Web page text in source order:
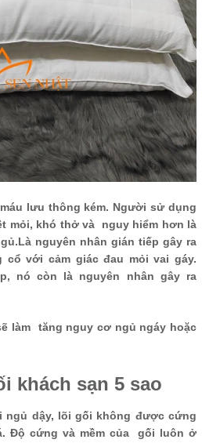
lưu thông kém. Người sử dụng
mỏi, khó thở và nguy hiểm hơn là
nguyên nhân gián tiếp gây ra
với cảm giác đau mỏi vai gáy.
nó còn là nguyên nhân gây ra
làm tăng nguy cơ ngủ ngáy hoặc
khách sạn 5 sao
dậy, lõi gối không được cứng
Độ cứng và mềm của gối luôn ở